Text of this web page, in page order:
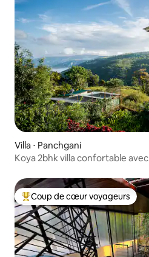
Villa ⋅ Panchgani
Koya 2bhk villa confortable
Coups de cœur voyageurs les
Coup de cœur voyageurs